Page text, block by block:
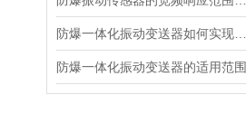
防爆一体化振动变送器的适用范围